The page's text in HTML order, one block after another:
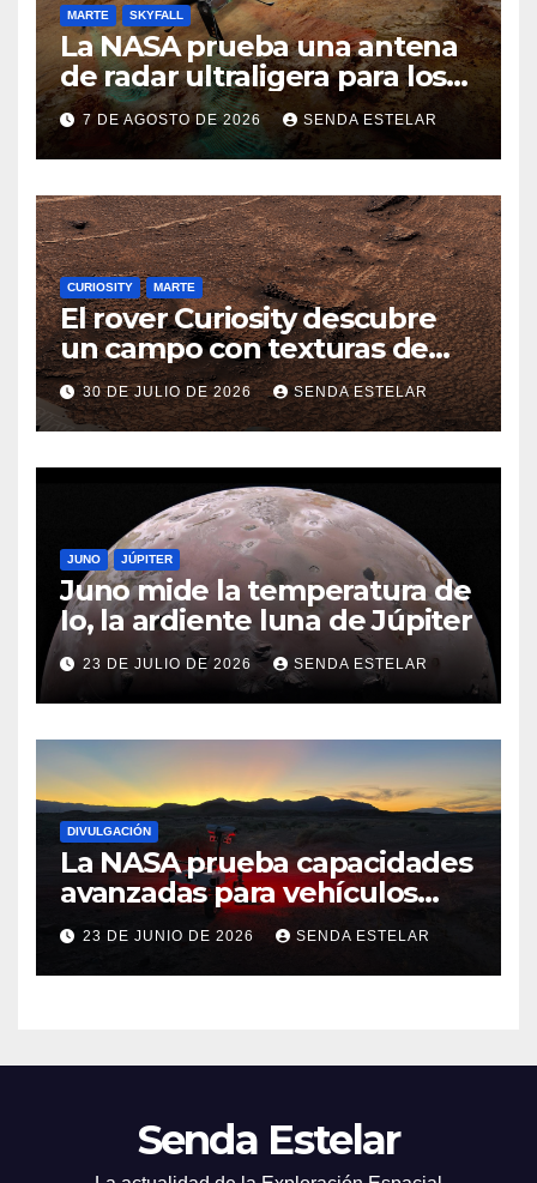
MARTE SKYFALL
La NASA prueba una antena
de radar ultraligera para los
helicópteros SkyFall Mars
7 DE AGOSTO DE 2026 SENDA ESTELAR
CURIOSITY MARTE
El rover Curiosity descubre
un campo con texturas de
panal
30 DE JULIO DE 2026 SENDA ESTELAR
JUNO JÚPITER
Juno mide la temperatura de
Io, la ardiente luna de Júpiter
23 DE JULIO DE 2026 SENDA ESTELAR
DIVULGACIÓN
La NASA prueba capacidades
avanzadas para vehículos
exploradores lunares y
marcianos.
23 DE JUNIO DE 2026 SENDA ESTELAR
Senda Estelar